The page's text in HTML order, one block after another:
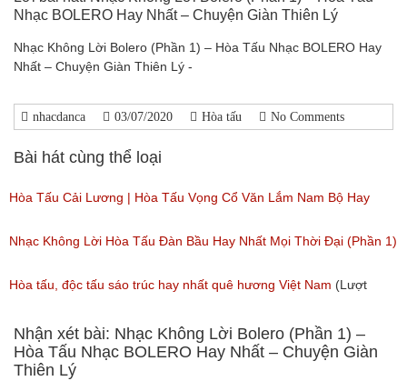
Nhạc BOLERO Hay Nhất – Chuyện Giàn Thiên Lý
Nhạc Không Lời Bolero (Phần 1) – Hòa Tấu Nhạc BOLERO Hay
Nhất – Chuyện Giàn Thiên Lý -
nhacdanca 03/07/2020 Hòa tấu No Comments
Bài hát cùng thể loại
Hòa Tấu Cải Lương | Hòa Tấu Vọng Cổ Văn Lắm Nam Bộ Hay
Nhất
(Lượt nghe: 832)
Nhạc Không Lời Hòa Tấu Đàn Bầu Hay Nhất Mọi Thời Đại (Phần 1)
(Lượt nghe: 254)
Hòa tấu, độc tấu sáo trúc hay nhất quê hương Việt Nam (Lượt
nghe: 91)
Nhận xét bài: Nhạc Không Lời Bolero (Phần 1) –
Hòa Tấu Nhạc BOLERO Hay Nhất – Chuyện Giàn
Thiên Lý